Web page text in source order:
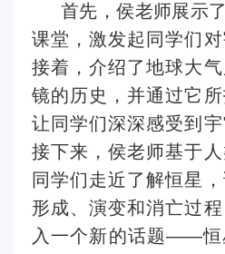
首先，侯老师展示
课堂，激发起同学们
接着，介绍了地球大
镜的历史，并通过它
让同学们深深感受到宇
接下来，侯老师基于
同学们走近了解恒星
形成、演变和消亡过程
入一个新的话题——恒